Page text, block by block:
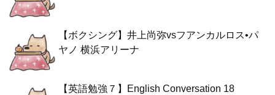
【ボクシング】井上尚弥vsフアンカルロス•パ
ヤノ 横浜アリーナ
【英語勉強７】English Conversation 18